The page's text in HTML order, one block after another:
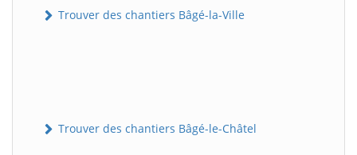
Trouver des chantiers Bâgé-la-Ville
Trouver des chantiers Bâgé-le-Châtel